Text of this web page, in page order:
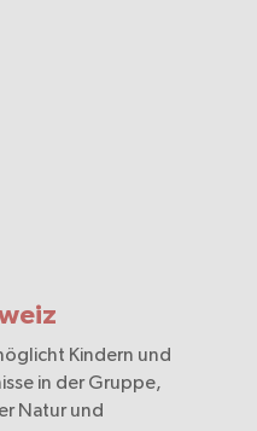
in der Gruppe,
Natur und